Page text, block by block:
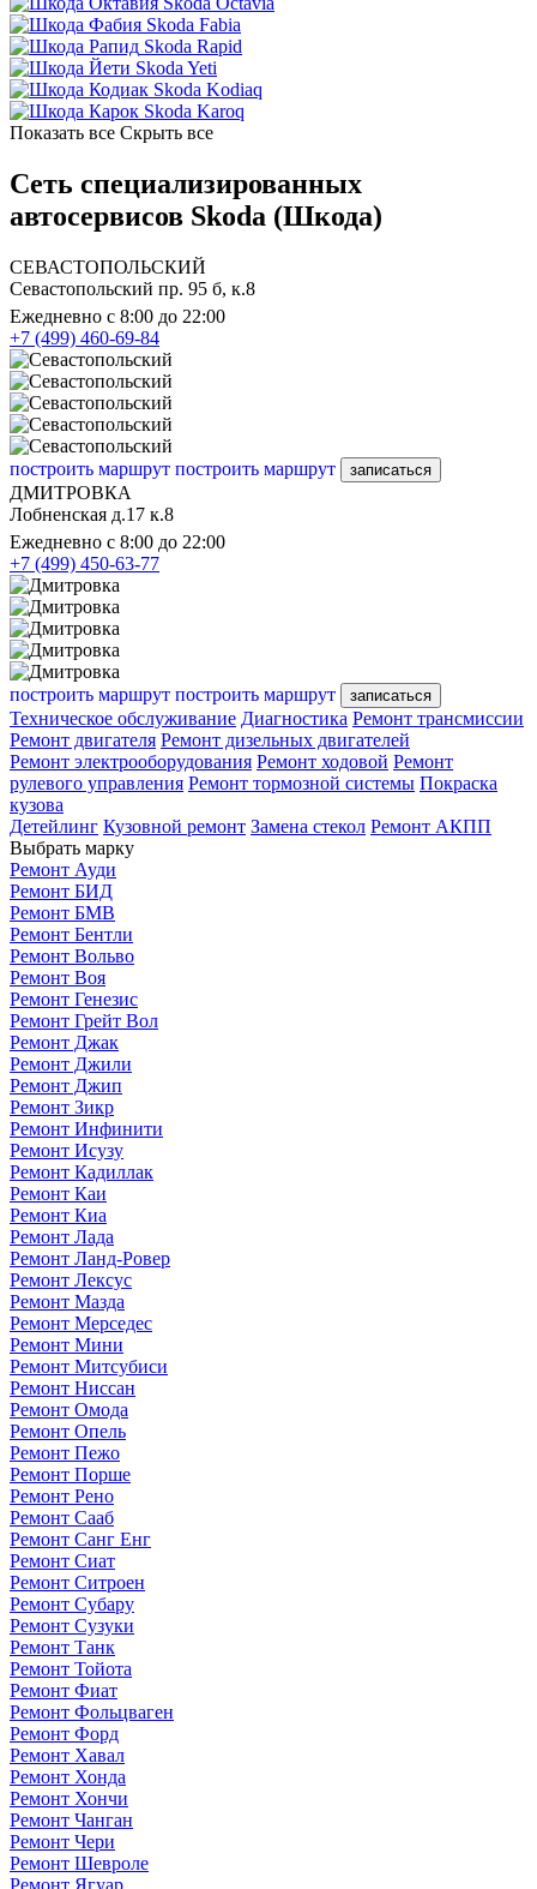
Skoda Fabia
Skoda Rapid
Skoda Yeti
Skoda Kodiaq
Skoda Karoq
Показать все Скрыть все
Сеть специализированных
автосервисов Skoda (Шкода)
СЕВАСТОПОЛЬСКИЙ
Севастопольский пр. 95 б, к.8
Ежедневно с 8:00 до 22:00
+7 (499) 460-69-84
построить маршрут построить маршрут записаться
ДМИТРОВКА
Лобненская д.17 к.8
Ежедневно с 8:00 до 22:00
+7 (499) 450-63-77
построить маршрут построить маршрут записаться
Техническое обслуживание Диагностика Ремонт трансмиссии
Ремонт двигателя Ремонт дизельных двигателей
Ремонт электрооборудования Ремонт ходовой Ремонт
рулевого управления Ремонт тормозной системы Покраска
кузова
Детейлинг Кузовной ремонт Замена стекол Ремонт АКПП
Выбрать марку
Ремонт Ауди
Ремонт БИД
Ремонт БМВ
Ремонт Бентли
Ремонт Вольво
Ремонт Воя
Ремонт Генезис
Ремонт Грейт Вол
Ремонт Джак
Ремонт Джили
Ремонт Джип
Ремонт Зикр
Ремонт Инфинити
Ремонт Исузу
Ремонт Кадиллак
Ремонт Каи
Ремонт Киа
Ремонт Лада
Ремонт Ланд-Ровер
Ремонт Лексус
Ремонт Мазда
Ремонт Мерседес
Ремонт Мини
Ремонт Митсубиси
Ремонт Ниссан
Ремонт Омода
Ремонт Опель
Ремонт Пежо
Ремонт Порше
Ремонт Рено
Ремонт Сааб
Ремонт Санг Енг
Ремонт Сиат
Ремонт Ситроен
Ремонт Субару
Ремонт Сузуки
Ремонт Танк
Ремонт Тойота
Ремонт Фиат
Ремонт Фольцваген
Ремонт Форд
Ремонт Хавал
Ремонт Хонда
Ремонт Хончи
Ремонт Чанган
Ремонт Чери
Ремонт Шевроле
Ремонт Ягуар